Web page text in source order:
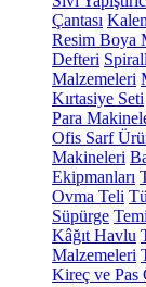
Çantası
Resim Boya
Defteri
Malzemeleri
Kırtasiye Seti
Para
Ofis Sarf
Makineleri
Ekipmanları
Ovma Teli
Süpürge
Kâğıt Havlu
Malzemeleri
Kireç ve Pas